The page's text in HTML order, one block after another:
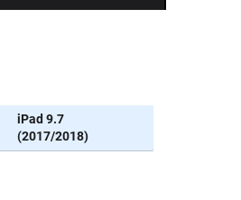
iPad 9.7
(2017/2018)